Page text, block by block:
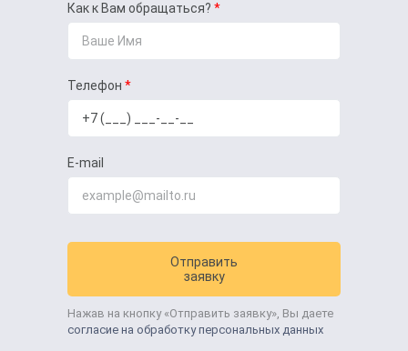
Как к Вам обращаться?
Телефон
E-mail
Отправить
заявку
Нажав на кнопку «Отправить заявку», Вы даете
согласие на обработку персональных данных